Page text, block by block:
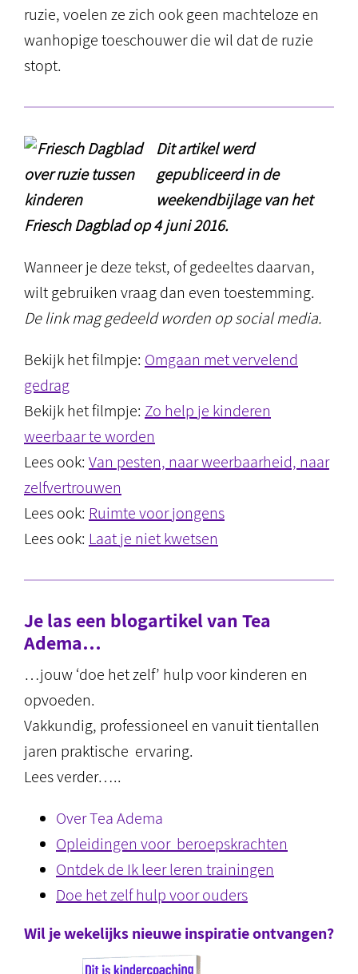
ruzie, voelen ze zich ook geen machteloze en
wanhopige toeschouwer die wil dat de ruzie
stopt.
Dit artikel werd
gepubliceerd in de
weekendbijlage van het
Friesch Dagblad op 4 juni 2016.
Wanneer je deze tekst, of gedeeltes daarvan,
wilt gebruiken vraag dan even toestemming.
De link mag gedeeld worden op social media.
Bekijk het filmpje: Omgaan met vervelend
gedrag
Bekijk het filmpje: Zo help je kinderen
weerbaar te worden
Lees ook: Van pesten, naar weerbaarheid, naar
zelfvertrouwen
Lees ook: Ruimte voor jongens
Lees ook: Laat je niet kwetsen
Je las een blogartikel van Tea
Adema…
…jouw ‘doe het zelf’ hulp voor kinderen en
opvoeden.
Vakkundig, professioneel en vanuit tientallen
jaren praktische ervaring.
Lees verder…..
Over Tea Adema
Opleidingen voor beroepskrachten
Ontdek de Ik leer leren trainingen
Doe het zelf hulp voor ouders
Wil je wekelijks nieuwe inspiratie ontvangen?